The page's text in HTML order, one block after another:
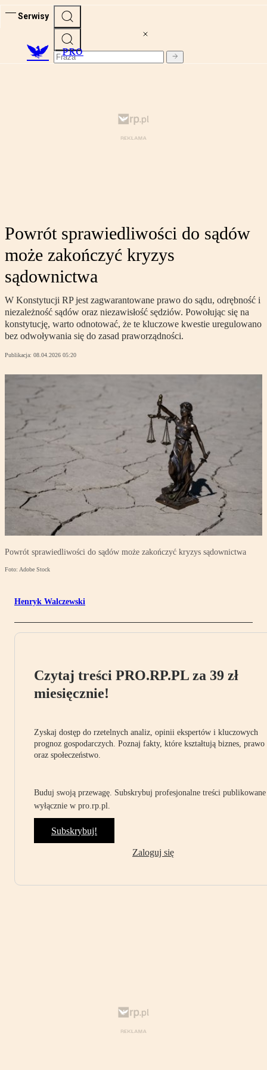
Serwisy
PRO
Powrót sprawiedliwości do sądów
może zakończyć kryzys
sądownictwa
W Konstytucji RP jest zagwarantowane prawo do sądu, odrębność i
niezależność sądów oraz niezawisłość sędziów. Powołując się na
konstytucję, warto odnotować, że te kluczowe kwestie uregulowano
bez odwoływania się do zasad praworządności.
Publikacja: 08.04.2026 05:20
Powrót sprawiedliwości do sądów może zakończyć kryzys sądownictwa
Foto: Adobe Stock
Henryk Walczewski
Czytaj treści PRO.RP.PL za 39 zł
miesięcznie!
Zyskaj dostęp do rzetelnych analiz, opinii ekspertów i kluczowych
prognoz gospodarczych. Poznaj fakty, które kształtują biznes, prawo
oraz społeczeństwo.
Buduj swoją przewagę. Subskrybuj profesjonalne treści publikowane
wyłącznie w pro.rp.pl.
Subskrybuj!
Zaloguj się